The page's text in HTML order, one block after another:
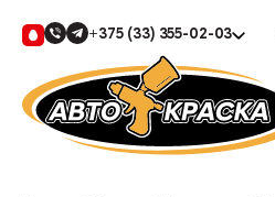
+375 (33) 355-02-03